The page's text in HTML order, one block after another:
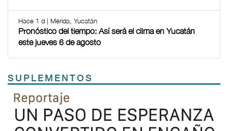
Hace 1 d | Mérida, Yucatán
Pronóstico del tiempo: Así será el clima en Yucatán
este jueves 6 de agosto
SUPLEMENTOS
Previous